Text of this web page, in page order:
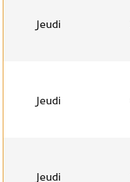
Jeudi
Jeudi
Jeudi